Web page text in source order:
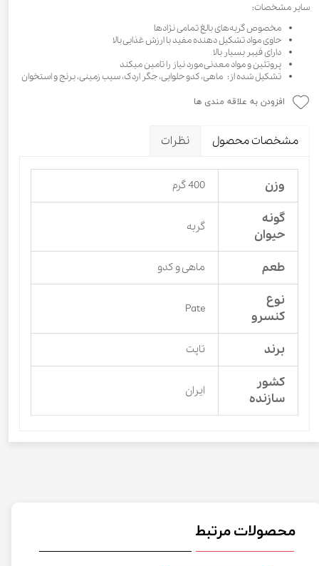
سایر مشخصات:
مخصوص گربه‌های بالغ تمامی نژادها
حاوی مواد تشکیل دهنده مفید با ارزش غذایی بالا
دارای فیبر بسیار بالا
پروتئین و مواد معدنی مورد نیاز را تامین میکند
تشکیل شده از: ماهی، کدو حلوایی، جگر اردک، سیب زمینی، برنج و استخوان
افزودن به علاقه مندی ها
مشخصات محصول نظرات
وزن 400 گرم
گونه
حیوان
گربه
طعم ماهی و کدو
نوع
کنسرو
Pate
برند تاپت
کشور
سازنده
ایران
محصولات مرتبط